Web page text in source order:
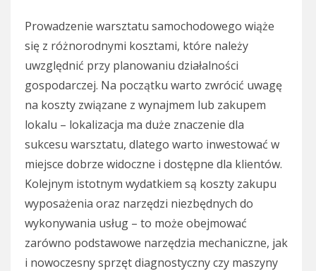
Prowadzenie warsztatu samochodowego wiąże
się z różnorodnymi kosztami, które należy
uwzględnić przy planowaniu działalności
gospodarczej. Na początku warto zwrócić uwagę
na koszty związane z wynajmem lub zakupem
lokalu – lokalizacja ma duże znaczenie dla
sukcesu warsztatu, dlatego warto inwestować w
miejsce dobrze widoczne i dostępne dla klientów.
Kolejnym istotnym wydatkiem są koszty zakupu
wyposażenia oraz narzędzi niezbędnych do
wykonywania usług – to może obejmować
zarówno podstawowe narzędzia mechaniczne, jak
i nowoczesny sprzęt diagnostyczny czy maszyny